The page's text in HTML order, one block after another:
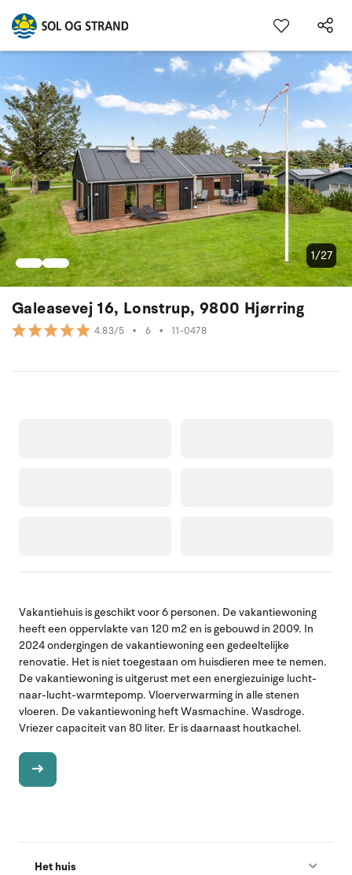
Galeasevej 16, Lonstrup, 9800 Hjørring
4.83/5 • 6 • 11-0478
1/27
Vakantiehuis is geschikt voor 6 personen. De vakantiewoning
heeft een oppervlakte van 120 m2 en is gebouwd in 2009. In
2024 ondergingen de vakantiewoning een gedeeltelijke
renovatie. Het is niet toegestaan om huisdieren mee te nemen.
De vakantiewoning is uitgerust met een energiezuinige lucht-
naar-lucht-warmtepomp. Vloerverwarming in alle stenen
vloeren. De vakantiewoning heft Wasmachine. Wasdroge.
Vriezer capaciteit van 80 liter. Er is daarnaast houtkachel.
Het huis